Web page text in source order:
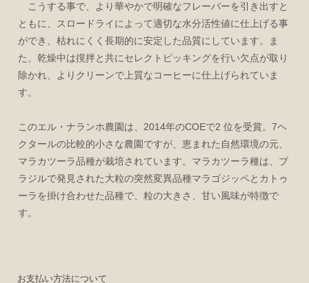
こうする事で、より華やかで明確なフレーバーを引き出すと
ともに、スロードライによって適切な水分活性値に仕上げる事
ができ、枯れにくく長期的に安定した品質にしています。ま
た、乾燥中は撹拌と共にセレクトピッキングを行い欠点が取り
除かれ、よりクリーンで上質なコーヒーに仕上げられていま
す。
このエル・ナランホ農園は、2014年のCOEで2 位を受賞。7ヘ
クタールの比較的小さな農園ですが、恵まれた自然環境の元、
マラカツーラ品種が栽培されています。マラカツーラ種は、ブ
ラジルで発見された大粒の突然変異品種マラゴジッペとカトゥ
ーラを掛け合わせた品種で、粒の大きさ、甘い風味が特徴で
す。
お支払い方法について